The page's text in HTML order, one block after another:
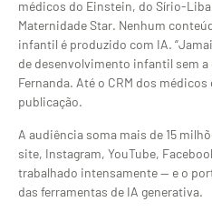
médicos do Einstein, do Sírio-
Maternidade Star. Nenhum
infantil é produzido com IA.
de desenvolvimento infantil sem
Fernanda. Até o CRM dos
publicação.
A audiência soma mais de 15
site, Instagram, YouTube,
trabalhado intensamente — e o
das ferramentas de IA generativa.